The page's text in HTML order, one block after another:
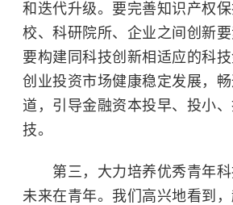
和迭代升级。要完善知识产权
校、科研院所、企业之间创新要
要构建同科技创新相适应的科
创业投资市场健康稳定发展，
道，引导金融资本投早、投小
技。
第三，大力培养优秀青年科
未来在青年。我们高兴地看到